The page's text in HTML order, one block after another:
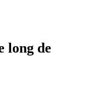
long de